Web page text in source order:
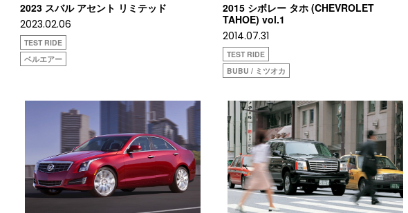
2023 スバル アセント リミテッド
2023.02.06
TEST RIDE
ベルエアー
2015 シボレー タホ (CHEVROLET
TAHOE) vol.1
2014.07.31
TEST RIDE
BUBU / ミツオカ